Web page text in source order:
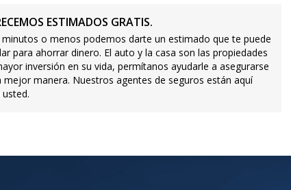
ESTIMADOS GRATIS.
minutos o menos podemos darte un estimado que te puede
para ahorrar dinero. El auto y la casa son las propiedades
inversión en su vida, permítanos ayudarle a asegurarse
mejor manera. Nuestros agentes de seguros están aquí